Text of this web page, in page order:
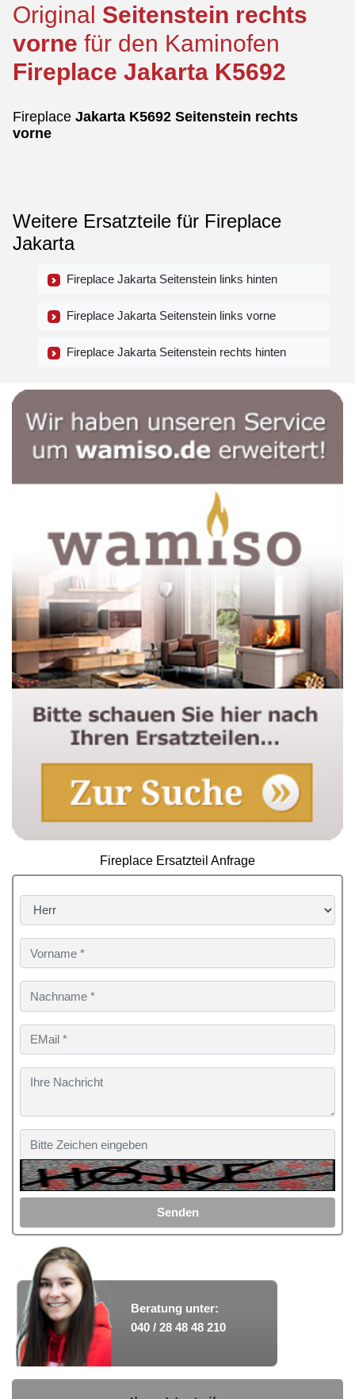
Original Seitenstein rechts
vorne für den Kaminofen
Fireplace Jakarta K5692
Fireplace Jakarta K5692 Seitenstein rechts
vorne
Weitere Ersatzteile für Fireplace
Jakarta
Fireplace Jakarta Seitenstein links hinten
Fireplace Jakarta Seitenstein links vorne
Fireplace Jakarta Seitenstein rechts hinten
Fireplace Ersatzteil Anfrage
Senden
Beratung unter:
040 / 28 48 48 210